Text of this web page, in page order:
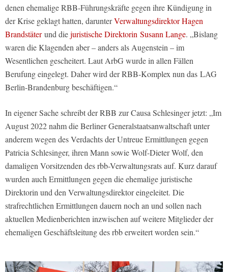
denen ehemalige RBB-Führungskräfte gegen ihre Kündigung in
der Krise geklagt hatten, darunterVerwaltungsdirektor Hagen
Brandstäterund diejuristische Direktorin Susann Lange. „Bislang
waren die Klagenden aber – anders als Augenstein – im
Wesentlichen gescheitert. Laut ArbG wurde in allen Fällen
Berufung eingelegt. Daher wird der RBB-Komplex nun das LAG
Berlin-Brandenburgbeschäftigen.“
In eigener Sache schreibt der RBB zur Causa Schlesinger jetzt: „Im
August 2022 nahm die Berliner Generalstaatsanwaltschaft unter
anderem wegen des Verdachts der Untreue Ermittlungen gegen
Patricia Schlesinger, ihren Mann sowie Wolf-Dieter Wolf, den
damaligen Vorsitzenden des rbb-Verwaltungsrats auf. Kurz darauf
wurden auch Ermittlungen gegen die ehemalige juristische
Direktorin und den Verwaltungsdirektor eingeleitet. Die
strafrechtlichen Ermittlungen dauern noch an und sollen nach
aktuellen Medienberichten inzwischen auf weitere Mitglieder der
ehemaligen Geschäftsleitung des rbb erweitert worden sein.“